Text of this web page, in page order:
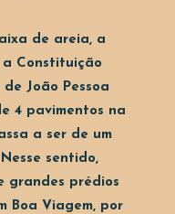
de areia, a
a Constituição
João Pessoa
4 pavimentos na
a ser de um
sentido,
grandes prédios
Boa Viagem, por